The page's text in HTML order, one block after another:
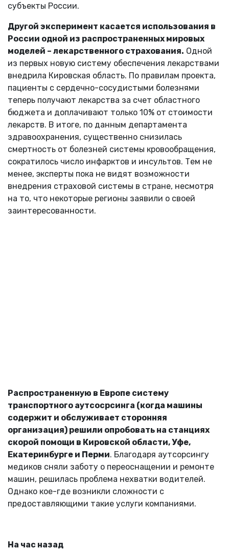
субъекты России.
Другой эксперимент касается использования в
России одной из распространенных мировых
моделей – лекарственного страхования. Одной
из первых новую систему обеспечения лекарствами
внедрила Кировская область. По правилам проекта,
пациенты с сердечно-сосудистыми болезнями
теперь получают лекарства за счет областного
бюджета и доплачивают только 10% от стоимости
лекарств. В итоге, по данным департамента
здравоохранения, существенно снизилась
смертность от болезней системы кровообращения,
сократилось число инфарктов и инсультов. Тем не
менее, эксперты пока не видят возможности
внедрения страховой системы в стране, несмотря
на то, что некоторые регионы заявили о своей
заинтересованности.
Распространенную в Европе систему
транспортного аутсосрсинга (когда машины
содержит и обслуживает сторонняя
организация) решили опробовать на станциях
скорой помощи в Кировской области, Уфе,
Екатеринбурге и Перми. Благодаря аутсорсингу
медиков сняли заботу о переоснащении и ремонте
машин, решилась проблема нехватки водителей.
Однако кое-где возникли сложности с
предоставляющими такие услуги компаниями.
На час назад